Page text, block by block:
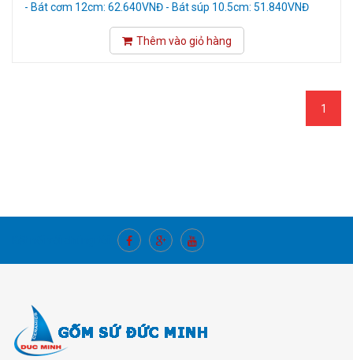
- Bát cơm 12cm: 62.640VNĐ - Bát súp 10.5cm: 51.840VNĐ
Thêm vào giỏ hàng
1